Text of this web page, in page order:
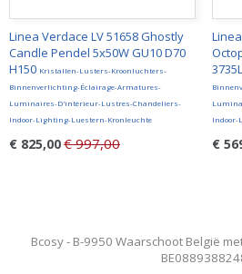
Linea Verdace LV 51658 Ghostly
Candle Pendel 5x50W GU10 D70
H150 Kristallen-Lusters-Kroonluchters-
Binnenverlichting-Éclairage-Armatures-
Luminaires-D'intérieur-Lustres-Chandeliers-
Indoor-Lighting-Luestern-Kronleuchte
€ 825,00€ 997,00
Indoor-
€
Bcosy - B-9950 Waarschoot België